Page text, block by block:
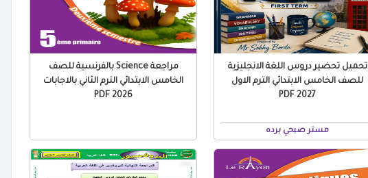
تحميل تحضير دروس اللغة الانجليزية
للصف الخامس الابتدائي الترم الاول
2027 PDF
مستر صبحي برده
مراجعة Science بالفرنسية للصف
الخامس الابتدائي الترم الثاني بالاجابات
2026 PDF